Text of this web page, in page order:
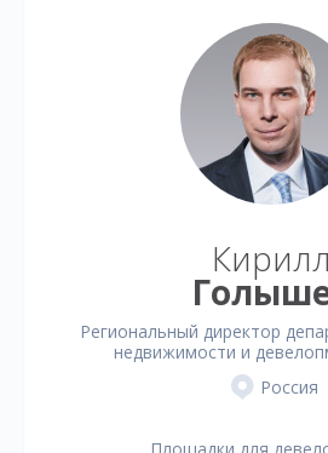
Кирилл
Региональный директор
недвижимости и
Россия